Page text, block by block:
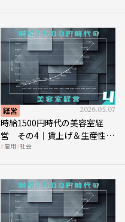
経営 2026.05.07
時給1500円時代の美容室経
営 その4｜賃上げ＆生産性向
上につなげる賢い助成金活用
雇用 社会